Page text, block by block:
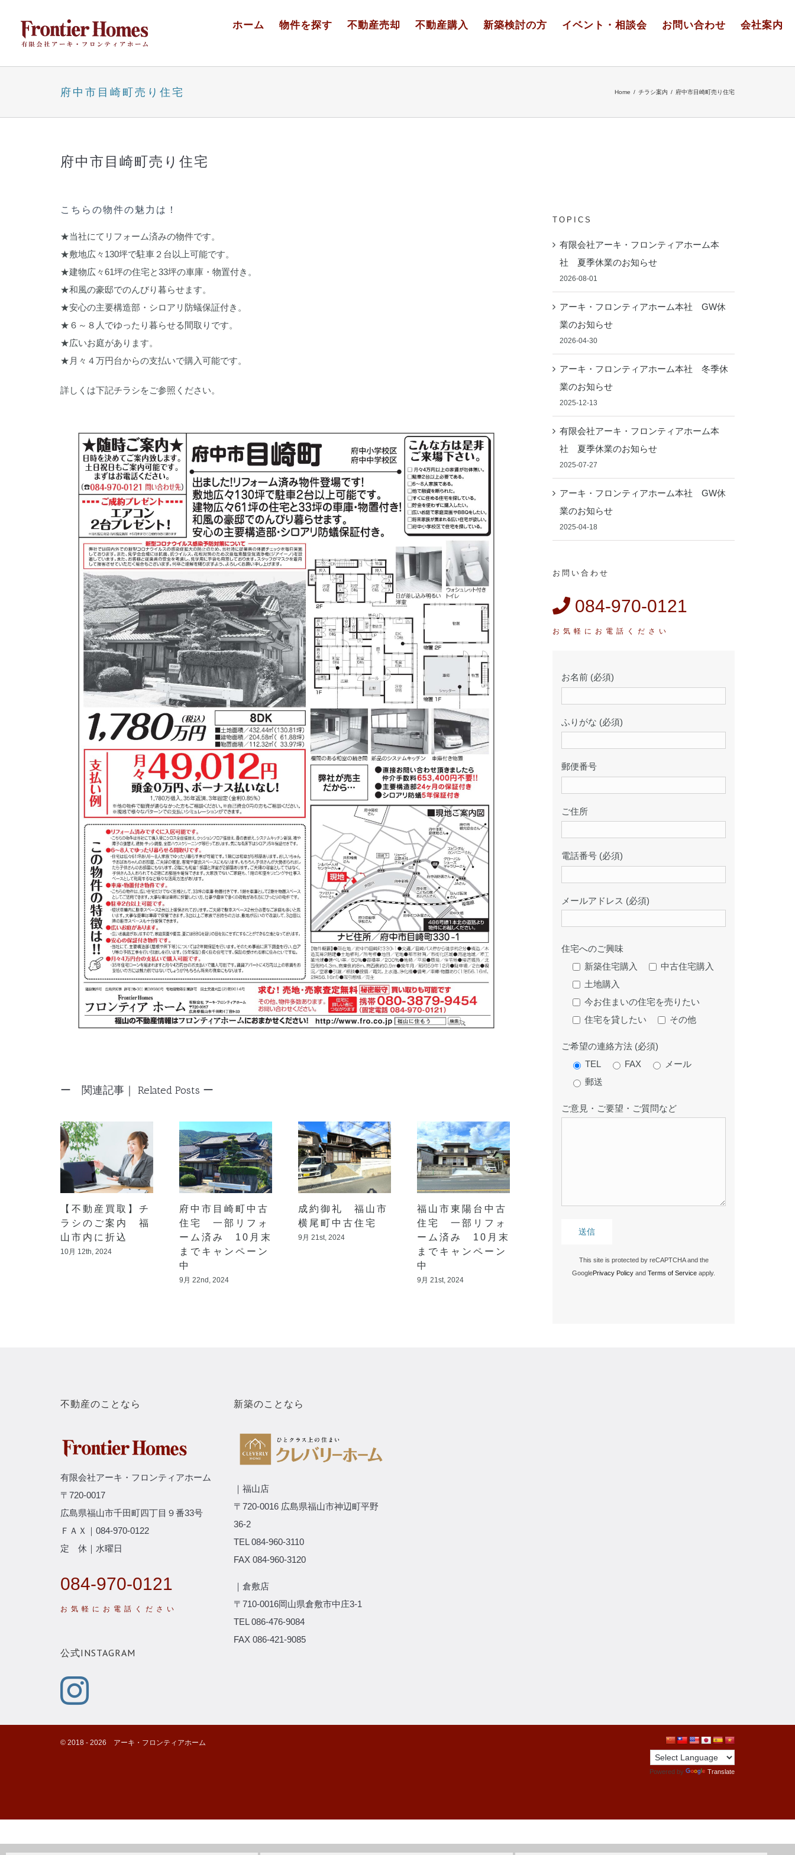
content
ホーム 物件を探す 不動産売却 不動産購入 新築検討の方 イベント・相談会 お問い合わせ 会社案内
府中市目崎町売り住宅 Home / チラシ案内 / 府中市目崎町売り住宅
府中市目崎町売り住宅
こちらの物件の魅力は！
★当社にてリフォーム済みの物件です。
★敷地広々130坪で駐車２台以上可能です。
★建物広々61坪の住宅と33坪の車庫・物置付き。
★和風の豪邸でのんびり暮らせます。
★安心の主要構造部・シロアリ防蟻保証付き。
★６～８人でゆったり暮らせる間取りです。
★広いお庭があります。
★月々４万円台からの支払いで購入可能です。
詳しくは下記チラシをご参照ください。
Related Posts
【不動産買取】チ
ラシのご案内 福
山市内に折込
10月 12th, 2024
府中市目崎町中古
住宅 一部リフォ
ーム済み 10月末
までキャンペーン
中
9月 22nd, 2024
成約御礼 福山市
横尾町中古住宅
9月 21st, 2024
福山市東陽台中古
住宅 一部リフォ
ーム済み 10月末
までキャンペーン
中
9月 21st, 2024
TOPICS
有限会社アーキ・フロンティアホーム本
社 夏季休業のお知らせ
2026-08-01
アーキ・フロンティアホーム本社 GW休
業のお知らせ
2026-04-30
アーキ・フロンティアホーム本社 冬季休
業のお知らせ
2025-12-13
有限会社アーキ・フロンティアホーム本
社 夏季休業のお知らせ
2025-07-27
アーキ・フロンティアホーム本社 GW休
業のお知らせ
2025-04-18
お問い合わせ
084-970-0121
お名前 (必須)
ふりがな (必須)
郵便番号
ご住所
電話番号 (必須)
メールアドレス (必須)
住宅へのご興味
新築住宅購入
中古住宅購入
土地購入
今お住まいの住宅を売りたい
住宅を貸したい
その他
ご希望の連絡方法 (必須)
TEL
FAX
メール
郵送
ご意見・ご要望・ご質問など
This site is protected by reCAPTCHA and the
GooglePrivacy Policy andTerms of Service apply.
不動産のことなら
有限会社アーキ・フロンティアホーム
〒720-0017
広島県福山市千田町四丁目９番33号
ＦＡＸ｜084-970-0122
定 休｜水曜日
084-970-0121
公式INSTAGRAM
新築のことなら
｜福山店
〒720-0016 広島県福山市神辺町平野
36-2
TEL 084-960-3110
FAX 084-960-3120
｜倉敷店
〒710-0016岡山県倉敷市中庄3-1
TEL 086-476-9084
FAX 086-421-9085
©️ 2018 - 2026 アーキ・フロンティアホーム
Powered by Translate